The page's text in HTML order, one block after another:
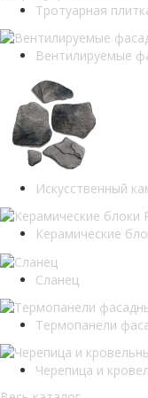
Тротуарная
Вентилируемые
Искусственный
Керамические
Сланец
Термопанели
Черепица и